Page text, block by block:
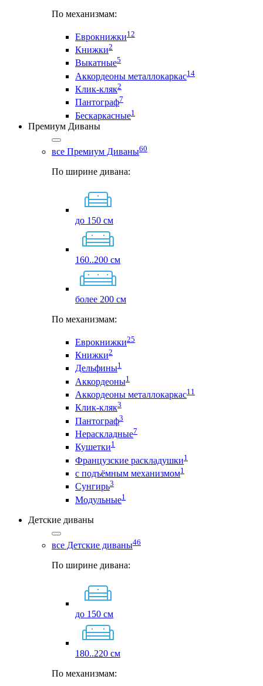
По механизмам:
Еврокнижки12
Книжки2
Выкатные5
Аккордеоны металлокаркас14
Клик-кляк2
Пантограф7
Бескаркасные1
Премиум Диваны
все Премиум Диваны60
По ширине дивана:
до 150 см
160..200 см
более 200 см
По механизмам:
Еврокнижки25
Книжки2
Дельфины1
Аккордеоны1
Аккордеоны металлокаркас11
Клик-кляк3
Пантограф3
Нераскладные7
Кушетки1
Французские раскладушки1
с подъёмным механизмом1
Сунгирь3
Модульные1
Детские диваны
все Детские диваны46
По ширине дивана:
до 150 см
180..220 см
По механизмам: